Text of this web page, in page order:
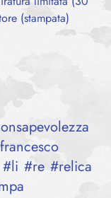
(stampata)
francesco
#li #re #relica